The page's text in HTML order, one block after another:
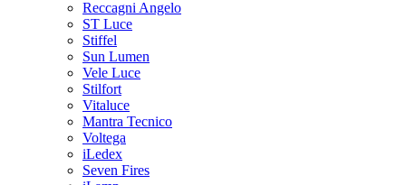
Reccagni Angelo
ST Luce
Stiffel
Sun Lumen
Vele Luce
Stilfort
Vitaluce
Mantra Tecnico
Voltega
iLedex
Seven Fires